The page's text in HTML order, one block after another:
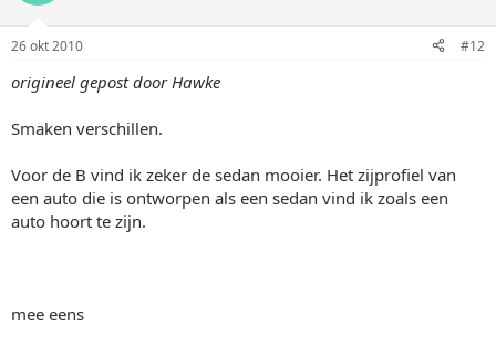
26 okt 2010 #12
origineel gepost door Hawke
Smaken verschillen.
Voor de B vind ik zeker de sedan mooier. Het zijprofiel van
een auto die is ontworpen als een sedan vind ik zoals een
auto hoort te zijn.
mee eens